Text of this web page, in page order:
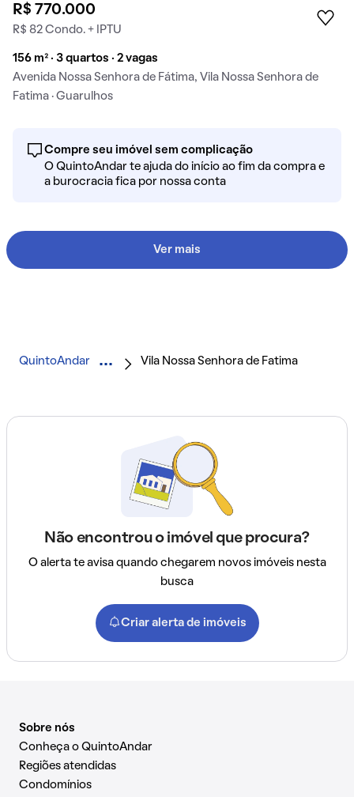
R$ 770.000
R$ 82 Condo. + IPTU
156 m² · 3 quartos · 2 vagas
Avenida Nossa Senhora de Fátima, Vila Nossa Senhora de
Fatima · Guarulhos
Compre seu imóvel sem complicação
O QuintoAndar te ajuda do início ao fim da compra e
a burocracia fica por nossa conta
Ver mais
QuintoAndar Vila Nossa Senhora de Fatima
Não encontrou o imóvel que procura?
O alerta te avisa quando chegarem novos imóveis nesta
busca
Criar alerta de imóveis
Sobre nós
Conheça o QuintoAndar
Regiões atendidas
Condomínios